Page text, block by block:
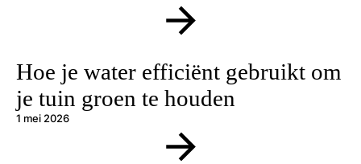
Hoe je water efficiënt gebruikt om
je tuin groen te houden
1 mei 2026